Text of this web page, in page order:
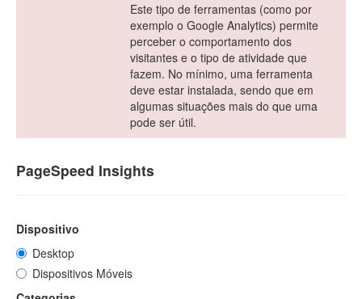
Este tipo de ferramentas (como por
exemplo o Google Analytics) permite
perceber o comportamento dos
visitantes e o tipo de atividade que
fazem. No mínimo, uma ferramenta
deve estar instalada, sendo que em
algumas situações mais do que uma
pode ser útil.
PageSpeed Insights
Dispositivo
Desktop
Dispositivos Móveis